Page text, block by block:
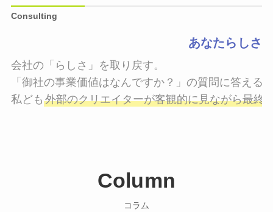
Consulting
あなたらしさ
会社の「らしさ」を取り戻す。
「御社の事業価値はなんですか？」の質問に答える
私ども 外部のクリエイターが客観的に見ながら最終
Column
コラム